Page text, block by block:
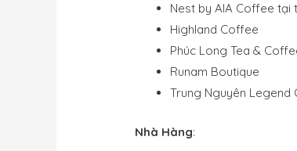
Nest by AIA Coffee tại
Highland Coffee
Phúc Long Tea &
Runam Boutique
Trung Nguyên Legend
Nhà Hàng: